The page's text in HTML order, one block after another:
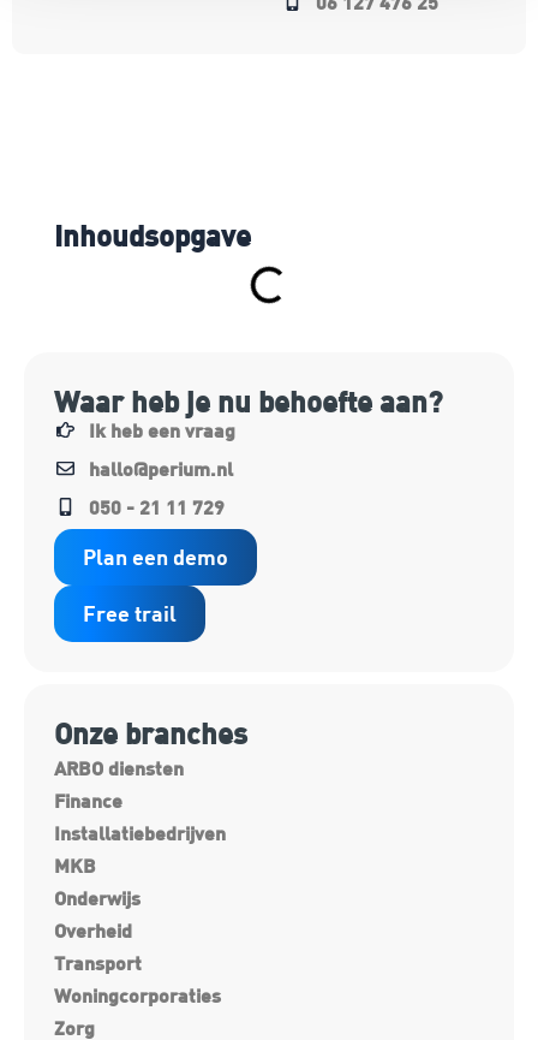
Inhoudsopgave
Waar heb je nu behoefte aan?
Ik heb een vraag
hallo@perium.nl
050 - 21 11 729
Plan een demo
Free trail
Onze branches
ARBO diensten
Finance
Installatiebedrijven
MKB
Onderwijs
Overheid
Transport
Woningcorporaties
Zorg